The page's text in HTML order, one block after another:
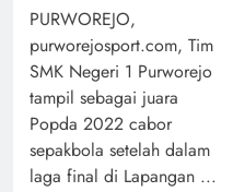
PURWOREJO,
purworejosport.com, Tim
SMK Negeri 1 Purworejo
tampil sebagai juara
Popda 2022 cabor
sepakbola setelah dalam
laga final di Lapangan ...